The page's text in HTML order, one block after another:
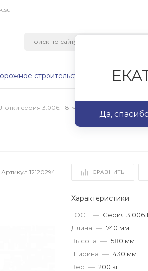
строительство Плиты
Лотки серия 3.006.1-8
Артикул12120294 СРАВНИТЬ
Характеристики
ГОСТ — Серия
Длина — 740 мм
Высота — 580 мм
Ширина — 430 мм
Вес — 200 кг
Да, спасибо